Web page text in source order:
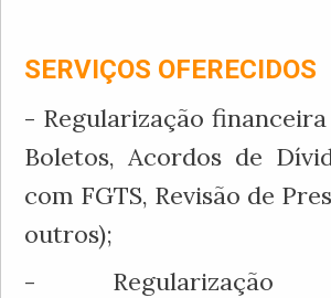
SERVIÇOS OFERECIDOS
- Regularização financeira
Boletos, Acordos de
com FGTS, Revisão de
outros);
- Regularização